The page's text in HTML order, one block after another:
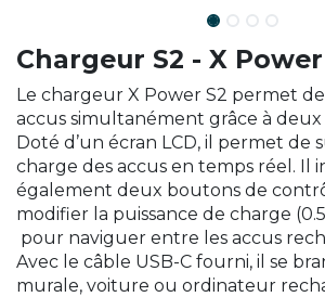
Chargeur S2 - X Power
Le chargeur X Power S2 permet
accus simultanément grâce à
Doté d’un écran LCD, il permet de
charge des accus en temps réel. Il
également deux boutons de
modifier la puissance de charge
pour naviguer entre les accus
Avec le câble USB-C fourni, il se
murale, voiture ou ordinateur